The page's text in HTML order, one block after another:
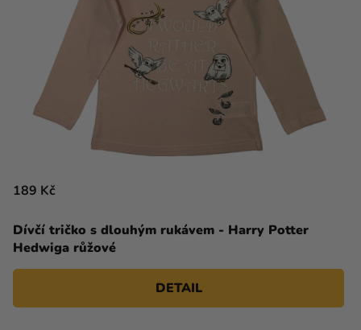
Dívčí tričko s dlouhým rukávem - Harry Potter
Hedwiga růžové
189 Kč
DETAIL